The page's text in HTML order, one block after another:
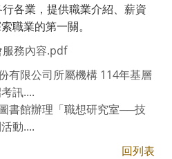
各業，提供職業介紹、薪資
職業的第一關。
服務內容.pdf
有限公司所屬機構 114年基層
訊....
書館辦理「職想研究室──技
動....
回列表